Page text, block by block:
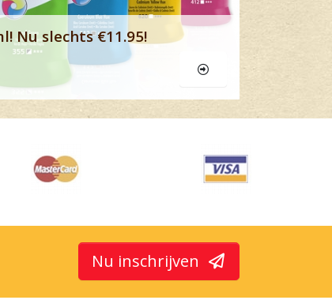
Nu slechts €11.95!
Nu inschrijven